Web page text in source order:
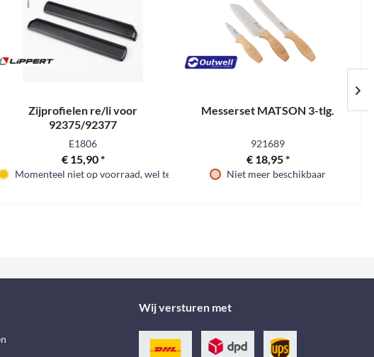
Zijprofielen re/li voor
92375/92377
E1806
€ 15,90 *
Momenteel niet op voorraad, wel te bestellen
Messerset MATSON 3-tlg.
921689
€ 18,95 *
Niet meer beschikbaar
Wij versturen met